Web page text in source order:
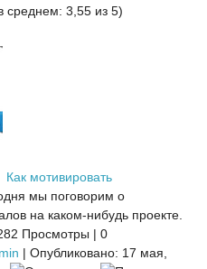
среднем: 3,55 из 5)
Как мотивировать
мы поговорим о
на каком-нибудь проекте.
Просмотры | 0
| Опубликовано: 17 мая,